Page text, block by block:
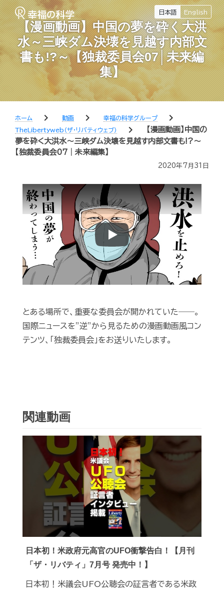
日本語 English
【漫画動画】中国の夢を砕く大洪
水～三峡ダム決壊を見越す内部文
書も!?～【独裁委員会07│未来編
集】
ホーム chevron_right 動画 chevron_right 幸福の科学グループ chevron_right
TheLibertyweb（ザ・リバティウェブ） chevron_right
【漫画動画】中国の
夢を砕く大洪水～三峡ダム決壊を見越す内部文書も!?～
【独裁委員会07│未来編集】
2020年7月31日
Play
とある場所で、重要な委員会が開かれていた――。
国際ニュースを”逆”から見るための漫画動画風コン
テンツ、「独裁委員会」をお送りいたします。
関連動画
日本初！米政府元高官のUFO衝撃告白！【月刊
「ザ・リバティ」7月号 発売中！】
日本初！米議会UFO公聴会の証言者である米政